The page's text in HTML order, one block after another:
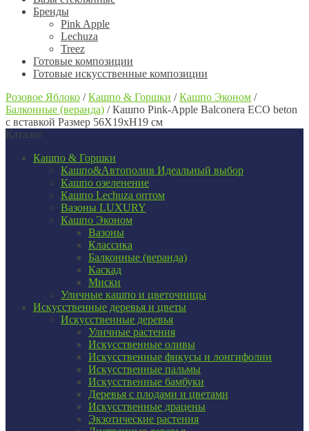
Бренды
Pink Apple
Lechuza
Treez
Готовые композиции
Готовые искусственные композиции
Розовое Яблоко /Кашпо & Горшки /Кашпо Эконом /
Балконные (веранда) /Кашпо Pink-Apple Balconera ECO beton
с вставкой Размер 56Х19хН19 см
Каталог
Кашпо & Горшки
Кашпо&Автополив Идеальный выбор
Кашпо озеленение
Кашпо Lechuza оптом
Вазоны LUXURY
Кашпо Эконом
Вазоны
Классика
Балконные (веранда)
Каскад
Миски
Уличные кашпо и цветочницы
Искусственные деревья и цветы
Искусственные деревья
Уличные растения
Искусственные оливы
Искусственные фикусы и лонгифолии
Искусственные пальмы
Искусственные бамбуки
Деревья с плодами и цветами
Искусственные драцены
Экзотические растения